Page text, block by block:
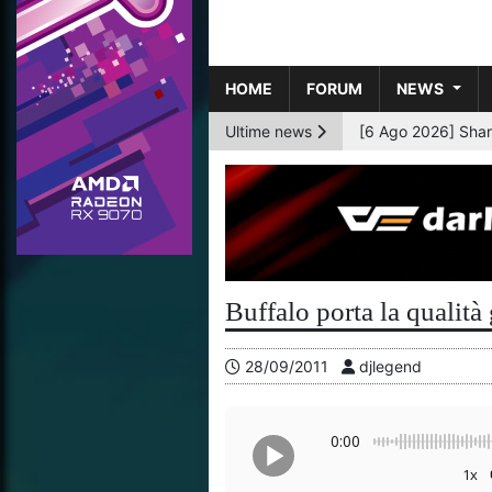
HOME FORUM NEWS
Ultime news
[6 Ago 2026]
Buffalo porta la qualità
28/09/2011 djlegend
0:00
1x